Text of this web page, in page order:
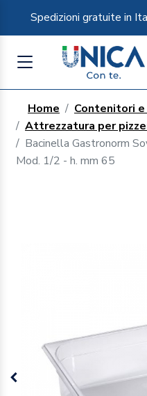
Spedizioni gratuite in
Home
Contenitori e
Attrezzatura per
Bacinella Gastronorm
Mod. 1/2 - h. mm 65